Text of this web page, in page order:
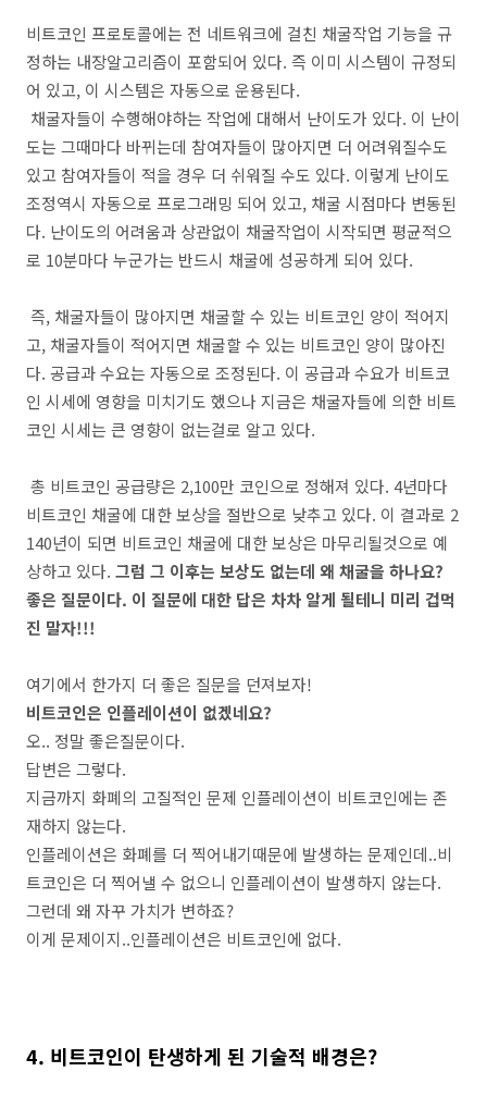
비트코인 프로토콜에는 전 네트워크에 걸친 채굴작업 기능을 규
정하는 내장알고리즘이 포함되어 있다. 즉 이미 시스템이 규정되
어 있고, 이 시스템은 자동으로 운용된다.
채굴자들이 수행해야하는 작업에 대해서 난이도가 있다. 이 난이
도는 그때마다 바뀌는데 참여자들이 많아지면 더 어려워질수도
있고 참여자들이 적을 경우 더 쉬워질 수도 있다. 이렇게 난이도
조정역시 자동으로 프로그래밍 되어 있고, 채굴 시점마다 변동된
다. 난이도의 어려움과 상관없이 채굴작업이 시작되면 평균적으
로 10분마다 누군가는 반드시 채굴에 성공하게 되어 있다.
즉, 채굴자들이 많아지면 채굴할 수 있는 비트코인 양이 적어지
고, 채굴자들이 적어지면 채굴할 수 있는 비트코인 양이 많아진
다. 공급과 수요는 자동으로 조정된다. 이 공급과 수요가 비트코
인 시세에 영향을 미치기도 했으나 지금은 채굴자들에 의한 비트
코인 시세는 큰 영향이 없는걸로 알고 있다.
총 비트코인 공급량은 2,100만 코인으로 정해져 있다. 4년마다
비트코인 채굴에 대한 보상을 절반으로 낮추고 있다. 이 결과로 2
140년이 되면 비트코인 채굴에 대한 보상은 마무리될것으로 예
상하고 있다. 그럼 그 이후는 보상도 없는데 왜 채굴을 하나요?
좋은 질문이다. 이 질문에 대한 답은 차차 알게 될테니 미리 겁먹
진 말자!!!
여기에서 한가지 더 좋은 질문을 던져보자!
비트코인은 인플레이션이 없겠네요?
오.. 정말 좋은질문이다.
답변은 그렇다.
지금까지 화폐의 고질적인 문제 인플레이션이 비트코인에는 존
재하지 않는다.
인플레이션은 화폐를 더 찍어내기때문에 발생하는 문제인데..비
트코인은 더 찍어낼 수 없으니 인플레이션이 발생하지 않는다.
그런데 왜 자꾸 가치가 변하죠?
이게 문제이지..인플레이션은 비트코인에 없다.
4. 비트코인이 탄생하게 된 기술적 배경은?